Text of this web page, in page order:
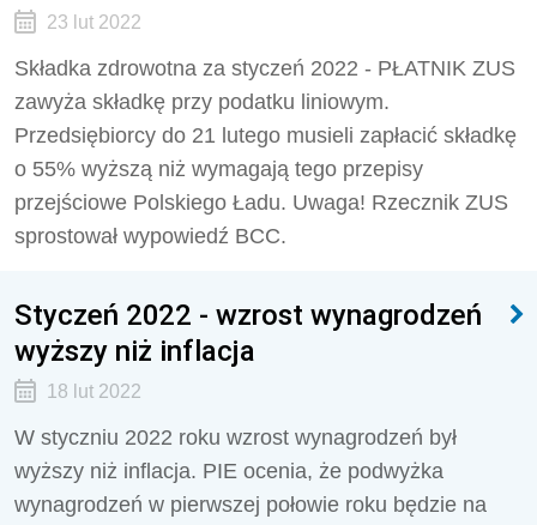
23 lut 2022
Składka zdrowotna za styczeń 2022 - PŁATNIK ZUS
zawyża składkę przy podatku liniowym.
Przedsiębiorcy do 21 lutego musieli zapłacić składkę
o 55% wyższą niż wymagają tego przepisy
przejściowe Polskiego Ładu. Uwaga! Rzecznik ZUS
sprostował wypowiedź BCC.
Styczeń 2022 - wzrost wynagrodzeń
wyższy niż inflacja
18 lut 2022
W styczniu 2022 roku wzrost wynagrodzeń był
wyższy niż inflacja. PIE ocenia, że podwyżka
wynagrodzeń w pierwszej połowie roku będzie na